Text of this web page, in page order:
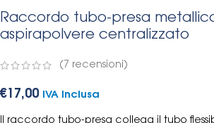
Raccordo tubo-presa
aspirapolvere centralizzato
( 7 recensioni)
€ 17,00 IVA Inclusa
Il raccordo tubo-presa collega il tubo